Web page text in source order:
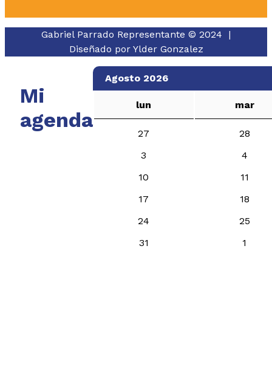
Gabriel Parrado Representante © 2024 |
Diseñado por Ylder Gonzalez
Mi
agenda
Agosto 2026
lun mar
27
28
3
4
10
11
17
18
24
25
31
1